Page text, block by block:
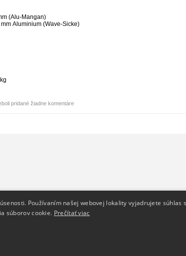
(Alu-Mangan)
Aluminium (Wave-Sicke)
pridané žiadne komentáre
Dodanie tovaru
Reklamačný poriadok
Používaním našej webovej lokality vyjadrujete súhlas s
súborov cookie. Prečítať viac